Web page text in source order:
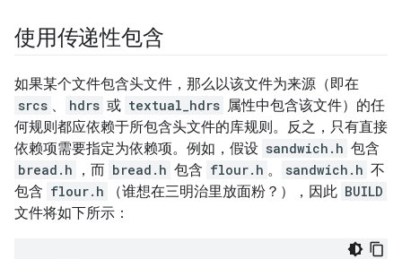
使用传递性包含
如果某个文件包含头文件，那么以该文件为来源（即在
srcs 、 hdrs 或 textual_hdrs 属性中包含该文件）的任
何规则都应依赖于所包含头文件的库规则。反之，只有直接
依赖项需要指定为依赖项。例如，假设 sandwich.h 包含
bread.h
，而 bread.h 包含 flour.h 。 sandwich.h 不
包含 flour.h （谁想在三明治里放面粉？），因此 BUILD
文件将如下所示：